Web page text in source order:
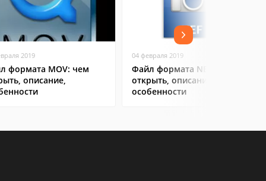
2019
формата MOV: чем
описание,
04 февраля 2019
Файл формата NEF: чем
открыть, описание,
особенности